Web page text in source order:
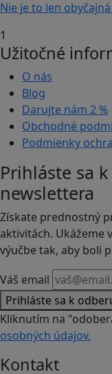
Nie je to len
1
Užitočné
O nás
Blog
Darujte nám 2 %
Obchodné
Podmienky
Prihláste sa
newslettera
Získate prednostný
aktivitách. Ukážeme
výučbe tak, aby boli
Váš email
Prihláste sa k
Kliknutím na
osobných údajov.
Kontakt